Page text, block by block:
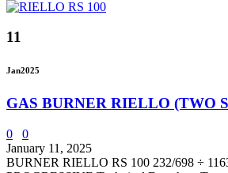
11
Jan2025
GAS BURNER RIELLO (TWO
0
0
January 11, 2025
BURNER RIELLO RS 100 232/698 ÷